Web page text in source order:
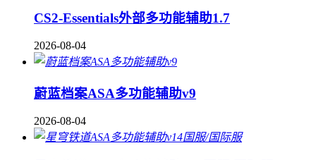
CS2-Essentials外部多功能辅助1.7
2026-08-04
蔚蓝档案ASA多功能辅助v9
2026-08-04